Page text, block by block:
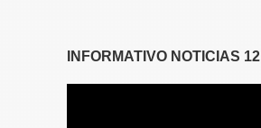
INFORMATIVO NOTICIAS 12